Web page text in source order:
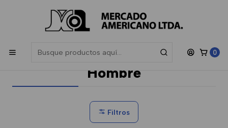
0
Las compras sobre $200.000 participan en el sorteo de una
Card de $50.000
, sorteamos todos los meses.
Hombre
Filtros